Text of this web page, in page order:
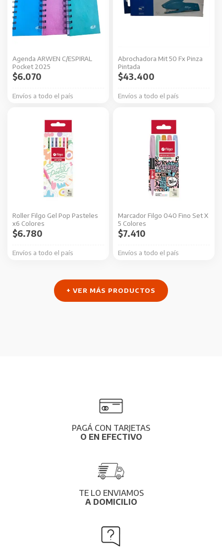
Agenda ARWEN C/ESPIRAL
Pocket 2025
Envíos a todo el país
$6.070
variantes.
Las
opciones
pueden
elegir
la
Abrochadora Mit 50 Fx Pinza
Pintada
Envíos a todo el país
$43.400
Roller Filgo Gel Pop Pasteles
x6 Colores
Envíos a todo el país
$6.780
Marcador Filgo 040 Fino Set X
5 Colores
Envíos a todo el país
$7.410
+ VER MÁS PRODUCTOS
PAGÁ CON TARJETAS
O EN EFECTIVO
TE LO ENVIAMOS
A DOMICILIO